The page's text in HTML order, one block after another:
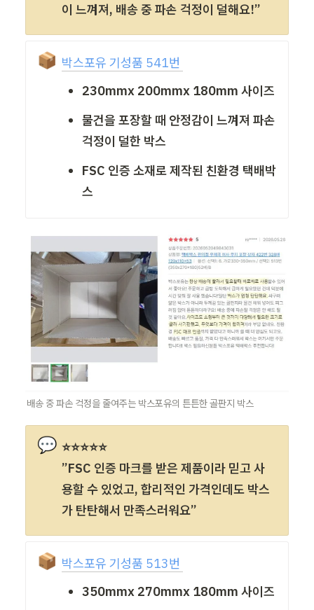
이 느껴져, 배송 중 파손 걱정이 덜해요!”
📦 박스포유 기성품 541번
230mmx 200mmx 180mm 사이즈
물건을 포장할 때 안정감이 느껴져 파손
걱정이 덜한 박스
FSC 인증 소재로 제작된 친환경 택배박
스
배송 중 파손 걱정을 줄여주는 박스포유의 튼튼한 골판지 박스
💬 ⭐⭐⭐⭐⭐
”FSC 인증 마크를 받은 제품이라 믿고 사
용할 수 있었고, 합리적인 가격인데도 박스
가 탄탄해서 만족스러워요”
📦 박스포유 기성품 513번
350mmx 270mmx 180mm 사이즈